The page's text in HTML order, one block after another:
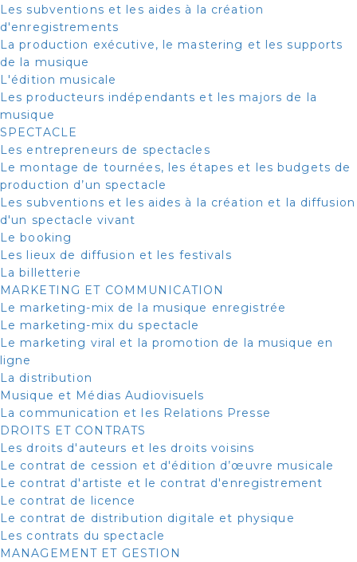
Les subventions et les aides à la création
d'enregistrements
La production exécutive, le mastering et les supports
de la musique
L'édition musicale
Les producteurs indépendants et les majors de la
musique
SPECTACLE
Les entrepreneurs de spectacles
Le montage de tournées, les étapes et les budgets de
production d’un spectacle
Les subventions et les aides à la création et la diffusion
d'un spectacle vivant
Le booking
Les lieux de diffusion et les festivals
La billetterie
MARKETING ET COMMUNICATION
Le marketing-mix de la musique enregistrée
Le marketing-mix du spectacle
Le marketing viral et la promotion de la musique en
ligne
La distribution
Musique et Médias Audiovisuels
La communication et les Relations Presse
DROITS ET CONTRATS
Les droits d'auteurs et les droits voisins
Le contrat de cession et d'édition d’œuvre musicale
Le contrat d'artiste et le contrat d'enregistrement
Le contrat de licence
Le contrat de distribution digitale et physique
Les contrats du spectacle
MANAGEMENT ET GESTION